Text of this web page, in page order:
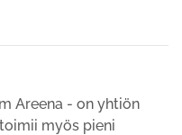
Areena - on yhtiön
myös pieni